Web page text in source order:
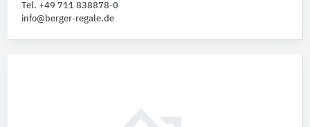
Tel. +49 711 838878-0
info@berger-regale.de